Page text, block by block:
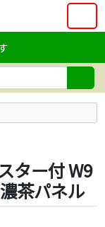
ター付 W9
茶パネル